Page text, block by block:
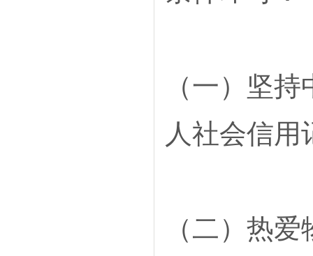
（一）坚
人社会信用
（二）热